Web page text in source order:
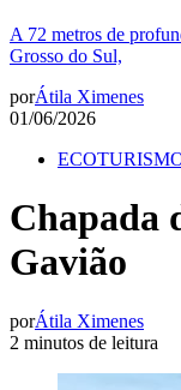
A 72 metros de
Grosso do Sul,
porÁtila Ximenes
01/06/2026
Chapada
Gavião
porÁtila Ximenes
2 minutos de leitura